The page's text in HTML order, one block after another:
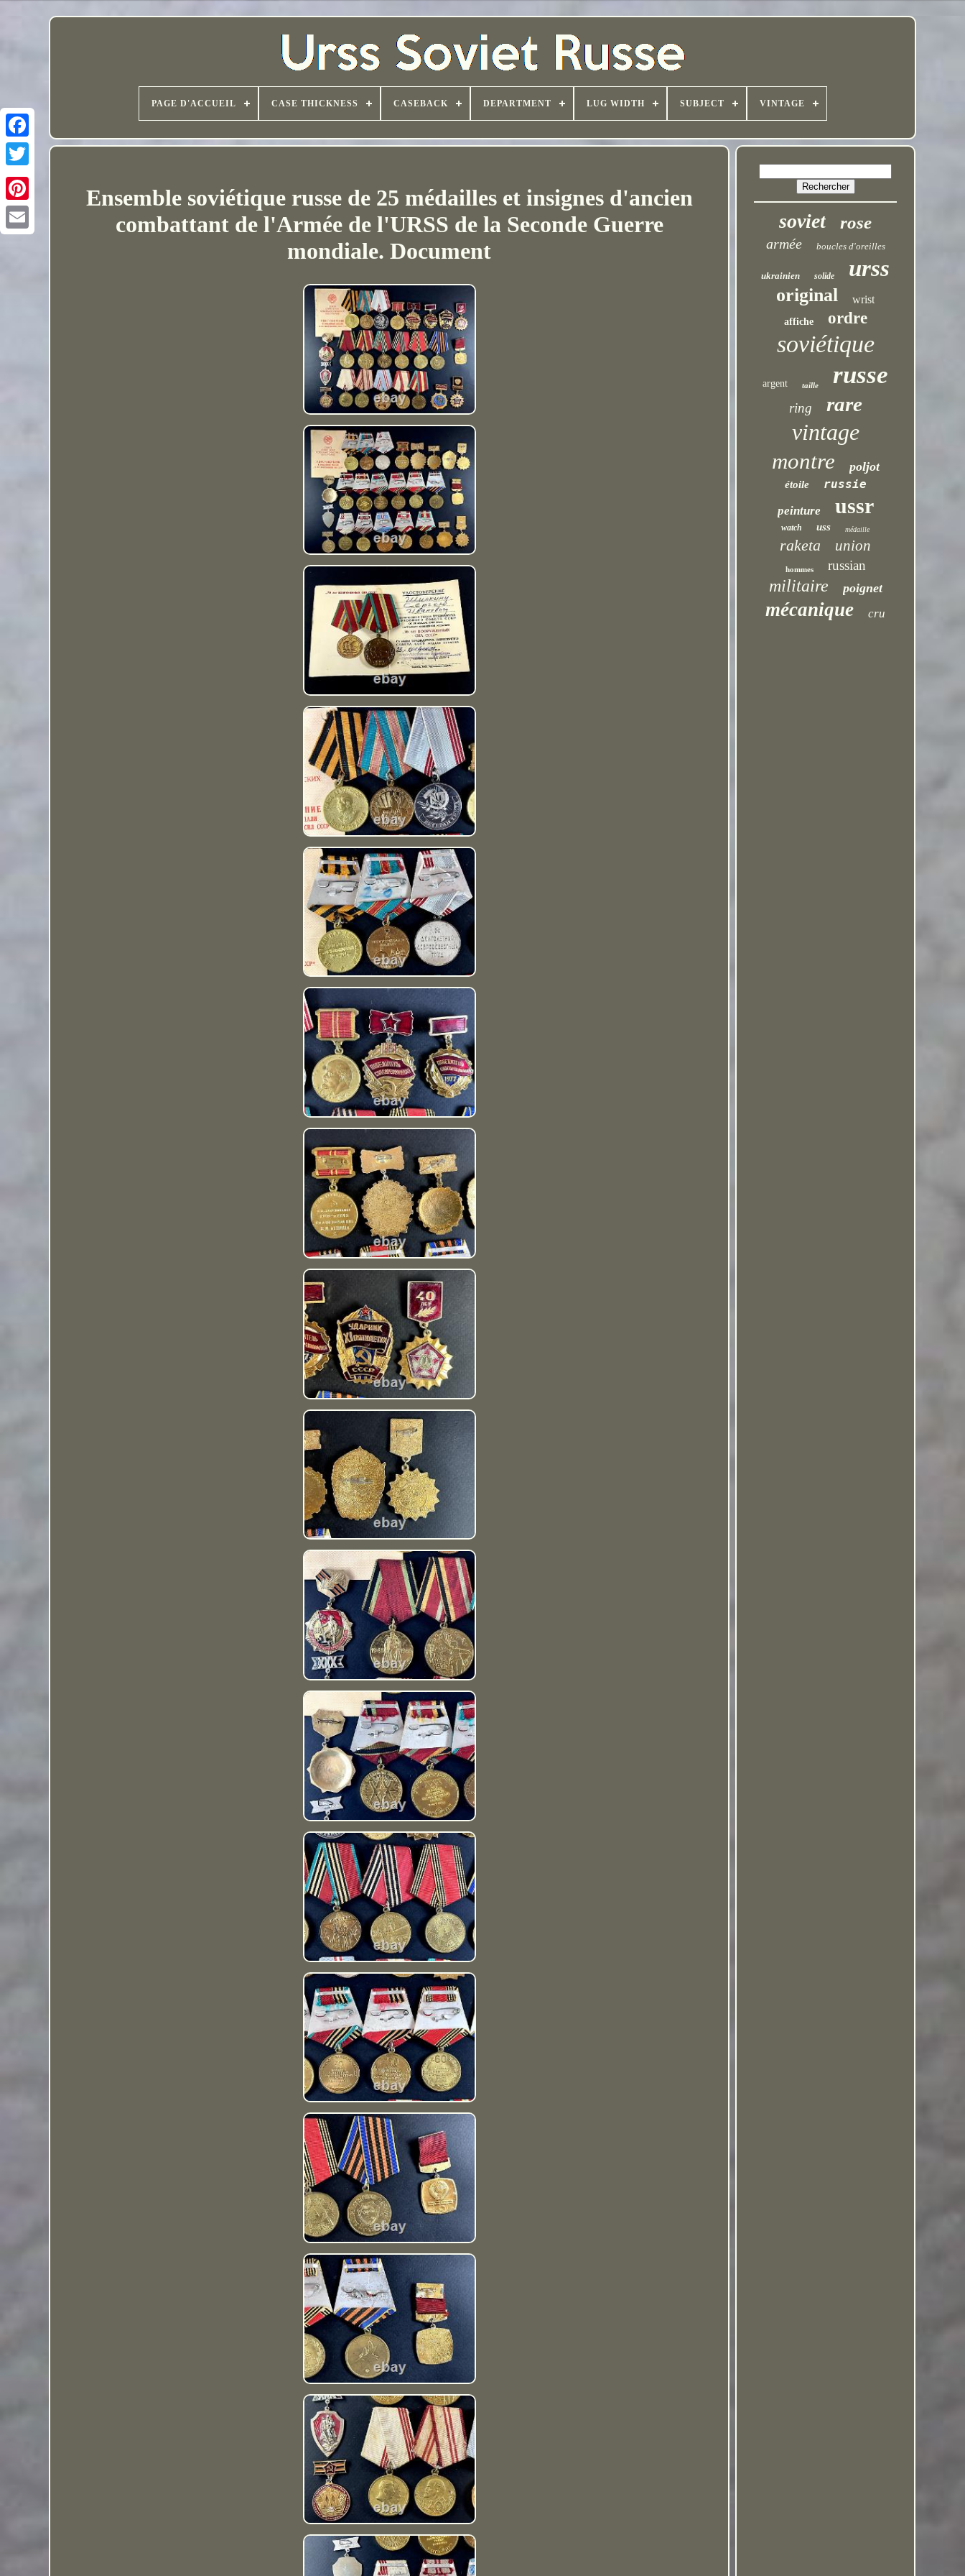
PAGE D'ACCUEIL CASE THICKNESS CASEBACK DEPARTMENT LUG WIDTH SUBJECT VINTAGE
Ensemble soviétique russe de 25 médailles et insignes d'ancien
combattant de l'Armée de l'URSS de la Seconde Guerre
mondiale. Document
soviet rose
armée boucles d'oreilles
ukrainien solide urss
original wrist
affiche ordre
soviétique
argent taille russe
ring rare
vintage
montre poljot
étoile
russie
peinture
ussr
watch uss médaille
raketa union
hommes russian
militaire poignet
mécanique cru